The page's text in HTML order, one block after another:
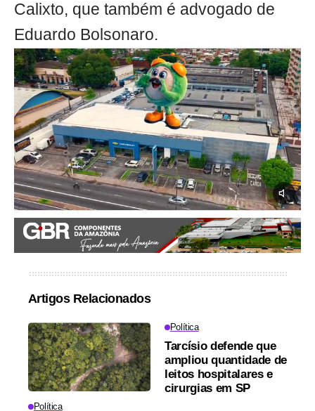
Calixto, que também é advogado de
Eduardo Bolsonaro.
Artigos Relacionados
Política
Política
Tarcísio defende que
ampliou quantidade de
leitos hospitalares e
cirurgias em SP